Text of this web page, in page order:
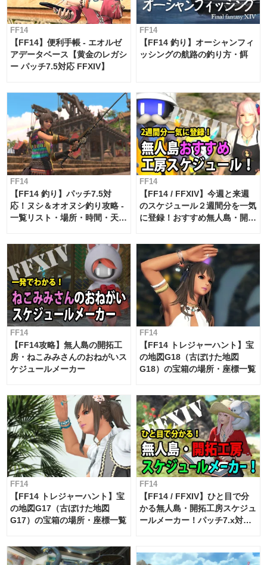
FF14
【FF14】便利手帳 - エオルゼ
アデータベース【黄金のレガシ
ー パッチ7.5対応 FFXIV】
FF14
【FF14 釣り】オーシャンフィ
ッシングの航路の釣り方・餌
FF14
【FF14 釣り】パッチ7.5対
応！ヌシ＆オオヌシ釣り攻略 -
一覧リスト・場所・時間・天
FF14
【FF14 / FFXIV】今週と来週
のスケジュール２週間分を一気
に登録！おすすめ無人島・開拓
FF14
【FF14攻略】無人島の開拓工
房・ねこみみさんのおねがいス
ケジュールメーカー
FF14
【FF14 トレジャーハント】宝
の地図G18（古ぼけた地図
G18）の宝箱の場所・座標一覧
FF14
【FF14 トレジャーハント】宝
の地図G17（古ぼけた地図
G17）の宝箱の場所・座標一覧
FF14
【FF14 / FFXIV】ひと目で分
かる無人島・開拓工房スケジュ
ールメーカー！パッチ7.x対応